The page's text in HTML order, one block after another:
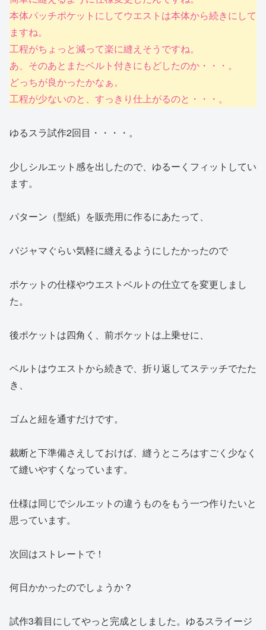
本体パッチポケットにしてウエストは本体から続きにして
ますね。
工程がちょっと減って楽に縫えそうですね。
あ、そのあとまたベルト付きにもどしたのか・・・。
どっちが良かったかなぁ。
工程が少ないのと、すっきり仕上がるのと・・・。
ゆるスラ試作2回目・・・・。
少しシルエット感を出したので、ゆるーくフィットしてい
ます。
パターン（型紙）を販売用に作るにあたって、
パジャマぐらい気軽に縫えるようにしたかったので
ポケットの仕様やウエストベルトの仕立てを変更しまし
た。
後ポケットは四角く、前ポケットは上乗せに、
ベルトはウエストから続きで、折り返してステッチでたた
き、
ゴムと紐を通すだけです。
裁断と下準備さえしておけば、縫うところはすごく少なく
て縫いやすくなっています。
仕様は同じでシルエットの違うものをもう一つ作りたいと
思っています。
次回はストレートで！
何日かかったのでしょうか？
試作3着目にしてやっと完成としました。ゆるスライージ